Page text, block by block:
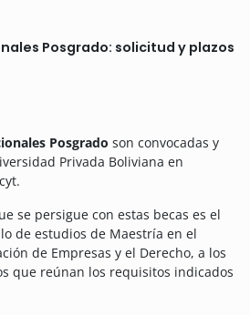
Posgrado: solicitud y plazos
Posgrado son convocadas y
Privada Boliviana en
se persigue con estas becas es el
de estudios de Maestría en el
de Empresas y el Derecho, a los
que reúnan los requisitos indicados